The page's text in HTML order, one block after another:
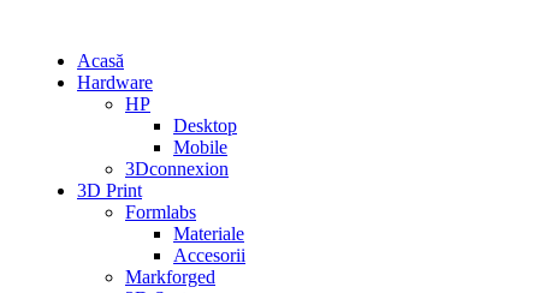
conținut
Acasă
Hardware
HP
Desktop
Mobile
3Dconnexion
3D Print
Formlabs
Materiale
Accesorii
Markforged